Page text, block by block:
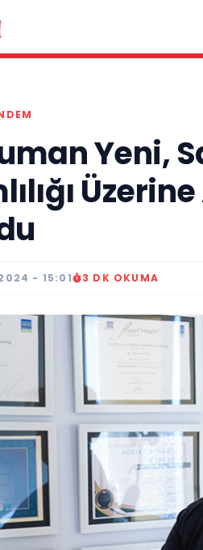
Yeni,
- 15:01 3 DK OKUMA